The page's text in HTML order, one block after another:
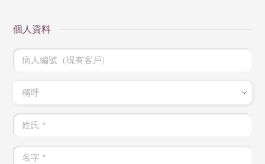
個人資料
病人編號（現有客戶)
稱呼
姓氏*
名字*